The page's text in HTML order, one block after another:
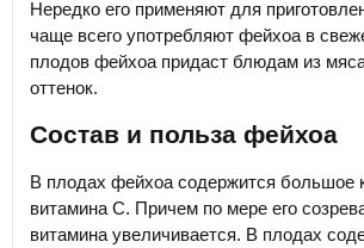
Нередко его применяют для
чаще всего употребляют фейхоа в
плодов фейхоа придаст блюдам из
оттенок.
Состав и польза фейхоа
В плодах фейхоа содержится большое
витамина С. Причем по мере его
витамина увеличивается. В плодах